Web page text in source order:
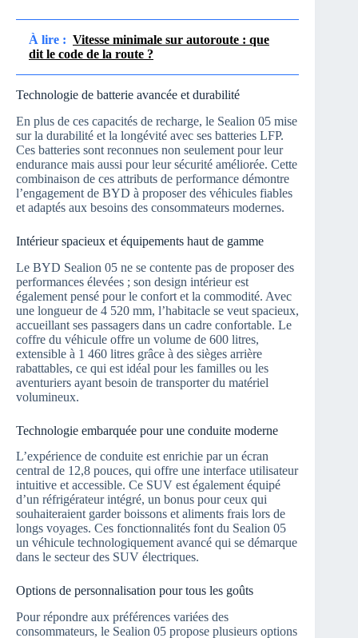
À lire : Vitesse minimale sur autoroute : que
dit le code de la route ?
Technologie de batterie avancée et durabilité
En plus de ces capacités de recharge, le Sealion 05 mise
sur la durabilité et la longévité avec ses batteries LFP.
Ces batteries sont reconnues non seulement pour leur
endurance mais aussi pour leur sécurité améliorée. Cette
combinaison de ces attributs de performance démontre
l’engagement de BYD à proposer des véhicules fiables
et adaptés aux besoins des consommateurs modernes.
Intérieur spacieux et équipements haut de gamme
Le BYD Sealion 05 ne se contente pas de proposer des
performances élevées ; son design intérieur est
également pensé pour le confort et la commodité. Avec
une longueur de 4 520 mm, l’habitacle se veut spacieux,
accueillant ses passagers dans un cadre confortable. Le
coffre du véhicule offre un volume de 600 litres,
extensible à 1 460 litres grâce à des sièges arrière
rabattables, ce qui est idéal pour les familles ou les
aventuriers ayant besoin de transporter du matériel
volumineux.
Technologie embarquée pour une conduite moderne
L’expérience de conduite est enrichie par un écran
central de 12,8 pouces, qui offre une interface utilisateur
intuitive et accessible. Ce SUV est également équipé
d’un réfrigérateur intégré, un bonus pour ceux qui
souhaiteraient garder boissons et aliments frais lors de
longs voyages. Ces fonctionnalités font du Sealion 05
un véhicule technologiquement avancé qui se démarque
dans le secteur des SUV électriques.
Options de personnalisation pour tous les goûts
Pour répondre aux préférences variées des
consommateurs, le Sealion 05 propose plusieurs options